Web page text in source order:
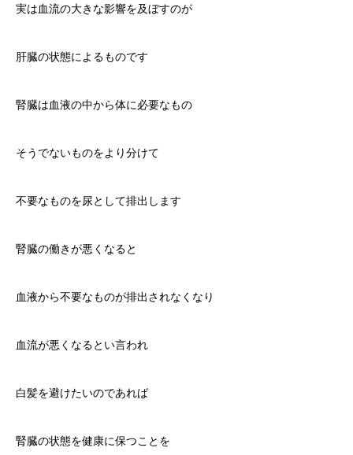
実は血流の大きな影響を及ぼすのが
肝臓の状態によるものです
腎臓は血液の中から体に必要なもの
そうでないものをより分けて
不要なものを尿として排出します
腎臓の働きが悪くなると
血液から不要なものが排出されなくなり
血流が悪くなるとい言われ
白髪を避けたいのであれば
腎臓の状態を健康に保つことを